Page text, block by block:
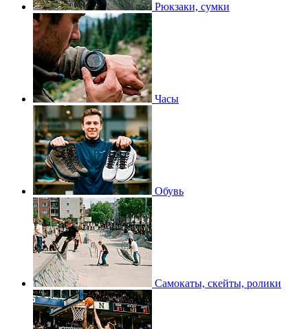
Рюкзаки, сумки
Часы
Обувь
Самокаты, скейты, ролики